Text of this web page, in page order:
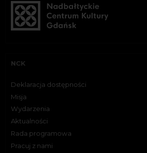
NCK
Deklaracja dostępności
Misja
Wydarzenia
Aktualności
Rada programowa
Pracuj z nami